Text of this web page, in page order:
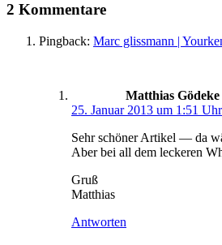
2 Kommentare
Pingback: Marc glissmann |
Matthias Gödeke
25. Januar 2013 um 1:51 Uhr
Sehr schöner Artikel — da
Aber bei all dem leckeren
Gruß
Matthias
Antworten